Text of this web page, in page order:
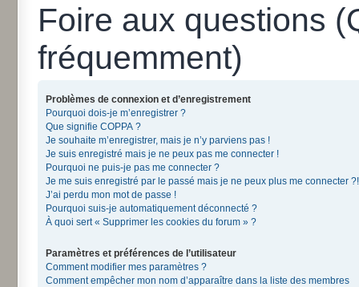
Foire aux questions
fréquemment)
Problèmes de connexion et d’enregistrement
Pourquoi dois-je m’enregistrer ?
Que signifie COPPA ?
Je souhaite m’enregistrer, mais je n’y parviens pas !
Je suis enregistré mais je ne peux pas me connecter !
Pourquoi ne puis-je pas me connecter ?
Je me suis enregistré par le passé mais je ne peux plus me connecter ?!
J’ai perdu mon mot de passe !
Pourquoi suis-je automatiquement déconnecté ?
À quoi sert « Supprimer les cookies du forum » ?
Paramètres et préférences de l’utilisateur
Comment modifier mes paramètres ?
Comment empêcher mon nom d’apparaître dans la liste des membres